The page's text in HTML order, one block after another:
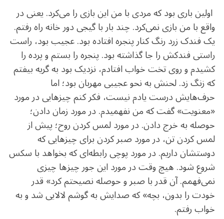
اولین باری بود که مردی با من این بازی را می‌کرد. یعنی در
واقع با من بازی نمی‌کرد. چند بار با گیجی دور خانه راه رفتم.
یک فندک زرد رنگ کنار پنجره افتاده بود. عجیب بود، راست
راستی فندکش را جا گذاشته بود. پنجره را بستم و پرده را
کشیدم و روی تخت خواب افتادم، نزدیک بود به گریه بیفتم
که زنگ زد. لحنش به نحو عجیبی مهربان بود؛ اما
حرف‌هایش درست یادم نیست، فکر کنم چیزهایی در مورد
«معنویت» گفت که من نفهمیدم. در مورد زمان دادن؛
حوصله به خرج دادن. در مورد لمس کردن روح؛ پیش از
لمس کردن تن، در مورد صبر کردن برای چیزهایی که
دوستشان داریم. در مورد پوچی رابطه‌ای که بخواهد با سکس
شروع شود. هیچ وقت در مورد این جور چیز‌ها چیزی
نمی‌فهمم. آن قدر با صبر و حوصله نصیحتم کرد» قدر
خودت را بدون، بچه» که صدایش به گوشم لالایی شد و به
خواب رفتم.